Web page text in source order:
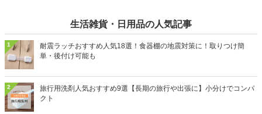
生活雑貨・日用品の人気記事
1
耐震ラッチおすすめ人気18選！食器棚の地震対策に！取りつけ簡
単・後付け可能も
2
旅行用洗剤人気おすすめ9選【長期の旅行や出張に】小分けでコンパ
クト